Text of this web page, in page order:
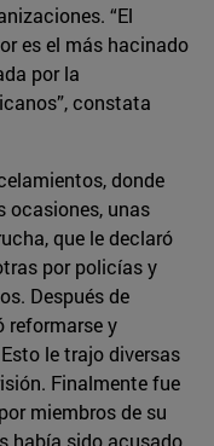
“El
es el más hacinado
por la
constata
donde
ocasiones, unas
que le declaró
por policías y
Después de
reformarse y
le trajo diversas
Finalmente fue
miembros de su
había sido acusado